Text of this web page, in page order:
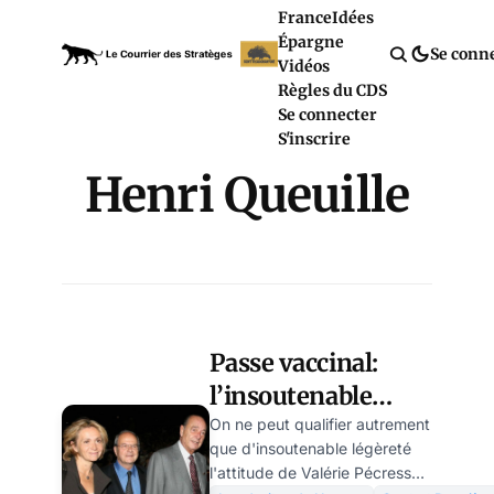
FranceIdées
Épargne
Vidéos
Règles du CDS
Se connecter
S'inscrire
Se
Henri Queuille
Passe vaccinal:
l’insoutenable
légèreté de Valérie
Pécresse
On ne peut qualifier autrement
que d'insoutenable légèreté
l'attitude de Valérie Pécresse